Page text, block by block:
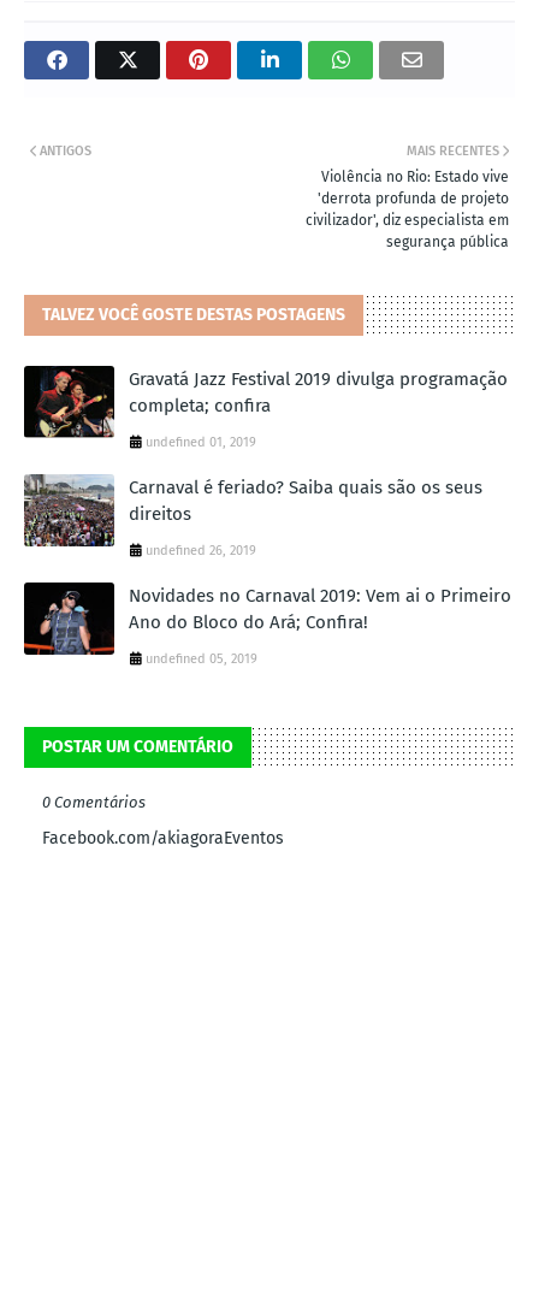
MAIS RECENTES
Violência no Rio: Estado vive
'derrota profunda de projeto
civilizador', diz especialista em
segurança pública
ANTIGOS
TALVEZ VOCÊ GOSTE DESTAS POSTAGENS
Gravatá Jazz Festival 2019 divulga programação
completa; confira
undefined 01, 2019
Carnaval é feriado? Saiba quais são os seus
direitos
undefined 26, 2019
Novidades no Carnaval 2019: Vem ai o Primeiro
Ano do Bloco do Ará; Confira!
undefined 05, 2019
POSTAR UM COMENTÁRIO
0 Comentários
Facebook.com/akiagoraEventos